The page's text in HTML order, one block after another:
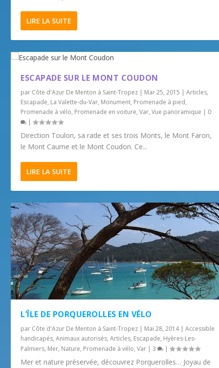
LIRE LA SUITE
ESCAPADE SUR LE MONT COUDON
par Côte d'Azur De Menton à Saint-Tropez | Mar 25, 2015 |Articles,
Escapade, La Valette-du-Var, Monument, Promenade à pied,
Promenade à vélo, Promenade en voiture,Var,Vue panoramique | 0
|
Direction Toulon, sa rade et ses trois Monts, le Mont Faron,
le Mont Caume et le Mont Coudon. Ce...
LIRE LA SUITE
L’ÎLE DE PORQUEROLLES EN VÉLO
par Côte d'Azur De Menton à Saint-Tropez | Mai 28, 2014|Accessible
handicapés,Animaux autorisés,Articles, Escapade, Hyères-Les-
Palmiers, Mer, Nature, Promenade à vélo,Var |3 |
Mer et nature préservée, découvrez Porquerolles… Joyau de